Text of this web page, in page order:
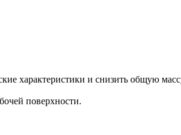
характеристики и снизить общую
поверхности.